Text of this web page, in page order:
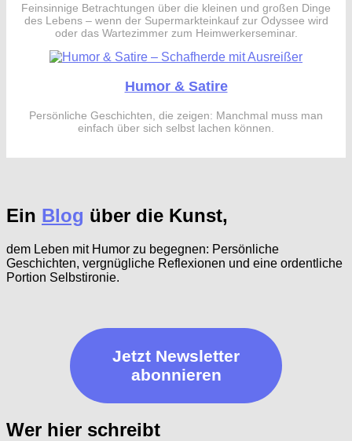
Feinsinnige Betrachtungen über die kleinen und großen Dinge
des Lebens – wenn der Supermarkteinkauf zur Odyssee wird
oder das Wartezimmer zum Heimwerkerseminar.
Humor & Satire
Persönliche Geschichten, die zeigen: Manchmal muss man
einfach über sich selbst lachen können.
Ein Blog über die Kunst,
dem Leben mit Humor zu begegnen: Persönliche
Geschichten, vergnügliche Reflexionen und eine ordentliche
Portion Selbstironie.
Jetzt Newsletter
abonnieren
Wer hier schreibt